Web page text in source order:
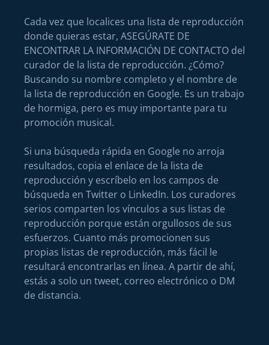
Cada vez que localices una lista de reproducción
donde quieras estar, ASEGÚRATE DE
ENCONTRAR LA INFORMACIÓN DE CONTACTO del
curador de la lista de reproducción. ¿Cómo?
Buscando su nombre completo y el nombre de
la lista de reproducción en Google. Es un trabajo
de hormiga, pero es muy importante para tu
promoción musical.
Si una búsqueda rápida en Google no arroja
resultados, copia el enlace de la lista de
reproducción y escríbelo en los campos de
búsqueda en Twitter o LinkedIn. Los curadores
serios comparten los vínculos a sus listas de
reproducción porque están orgullosos de sus
esfuerzos. Cuanto más promocionen sus
propias listas de reproducción, más fácil le
resultará encontrarlas en línea. A partir de ahí,
estás a solo un tweet, correo electrónico o DM
de distancia.